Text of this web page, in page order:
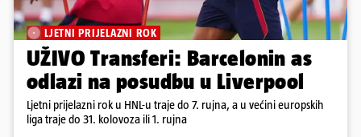
LJETNI PRIJELAZNI ROK
UŽIVO Transferi: Barcelonin as
odlazi na posudbu u Liverpool
Ljetni prijelazni rok u HNL-u traje do 7. rujna, a u većini europskih
liga traje do 31. kolovoza ili 1. rujna